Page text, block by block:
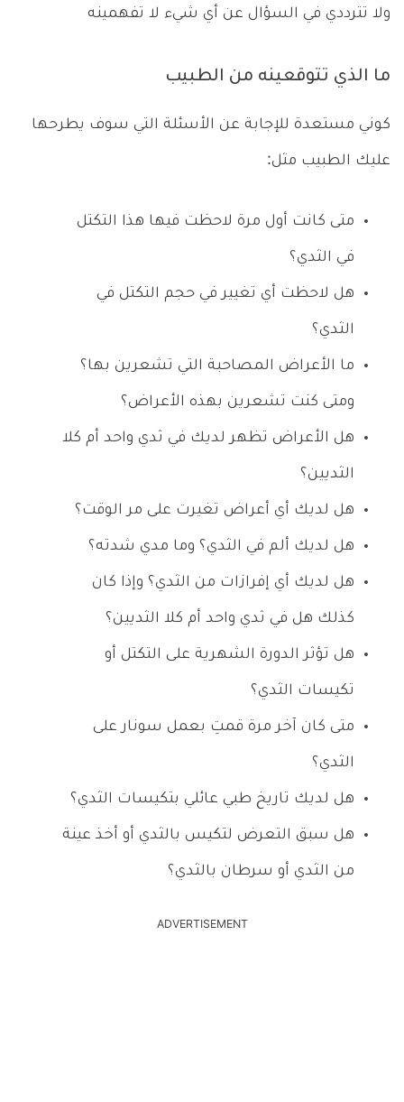
ولا تترددي في السؤال عن أي شيء لا تفهمينه
ما الذي تتوقعينه من الطبيب
كوني مستعدة للإجابة عن الأسئلة التي سوف يطرحها
عليك الطبيب مثل:
متى كانت أول مرة لاحظت فيها هذا التكتل
في الثدي؟
هل لاحظت أي تغيير في حجم التكتل في
الثدي؟
ما الأعراض المصاحبة التي تشعرين بها؟
ومتى كنت تشعرين بهذه الأعراض؟
هل الأعراض تظهر لديك في ثدي واحد أم كلا
الثديين؟
هل لديك أي أعراض تغيرت على مر الوقت؟
هل لديك ألم في الثدي؟ وما مدي شدته؟
هل لديك أي إفرازات من الثدي؟ وإذا كان
كذلك هل في ثدي واحد أم كلا الثديين؟
هل تؤثر الدورة الشهرية على التكتل أو
تكيسات الثدي؟
متى كان آخر مرة قمتِ بعمل سونار على
الثدي؟
هل لديك تاريخ طبي عائلي بتكيسات الثدي؟
هل سبق التعرض لتكيس بالثدي أو أخذ عينة
من الثدي أو سرطان بالثدي؟
ADVERTISEMENT